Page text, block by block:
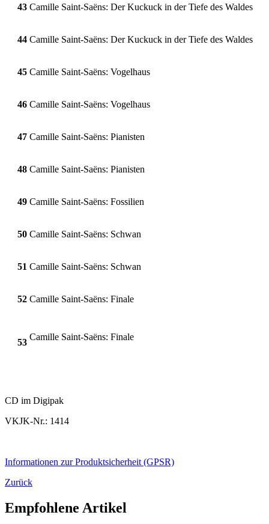
43 Camille Saint-Saëns: Der Kuckuck in der Tiefe des Waldes
44 Camille Saint-Saëns: Der Kuckuck in der Tiefe des Waldes
45 Camille Saint-Saëns: Vogelhaus
46 Camille Saint-Saëns: Vogelhaus
47 Camille Saint-Saëns: Pianisten
48 Camille Saint-Saëns: Pianisten
49 Camille Saint-Saëns: Fossilien
50 Camille Saint-Saëns: Schwan
51 Camille Saint-Saëns: Schwan
52 Camille Saint-Saëns: Finale
53
Camille Saint-Saëns: Finale
CD im Digipak
VKJK-Nr.: 1414
Informationen zur Produktsicherheit (GPSR)
Zurück
Empfohlene Artikel